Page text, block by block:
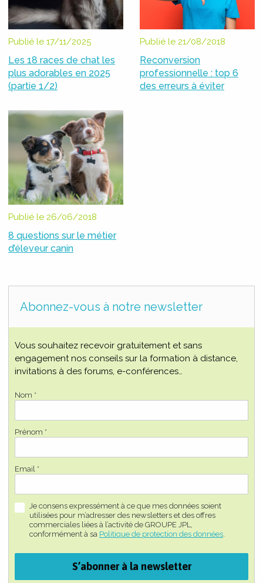
Publié le 17/11/2025
Les 18 races de chat les
plus adorables en 2025
(partie 1/2)
Publié le 21/08/2018
Reconversion
professionnelle : top 6
des erreurs à éviter
Publié le 26/06/2018
8 questions sur le métier
d’éleveur canin
Abonnez-vous à notre newsletter
Vous souhaitez recevoir gratuitement et sans
engagement nos conseils sur la formation à distance,
invitations à des forums, e-conférences…
Nom *
Prénom *
Email *
Je consens expressément à ce que mes données soient
utilisées pour m’adresser des newsletters et des offres
commerciales liées à l’activité de GROUPE JPL,
conformément à sa Politique de protection des données.
S’abonner à la newsletter